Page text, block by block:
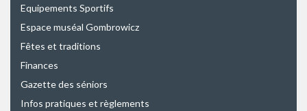
Equipements Sportifs
Espace muséal Gombrowicz
Fêtes et traditions
Finances
Gazette des séniors
Infos pratiques et règlements